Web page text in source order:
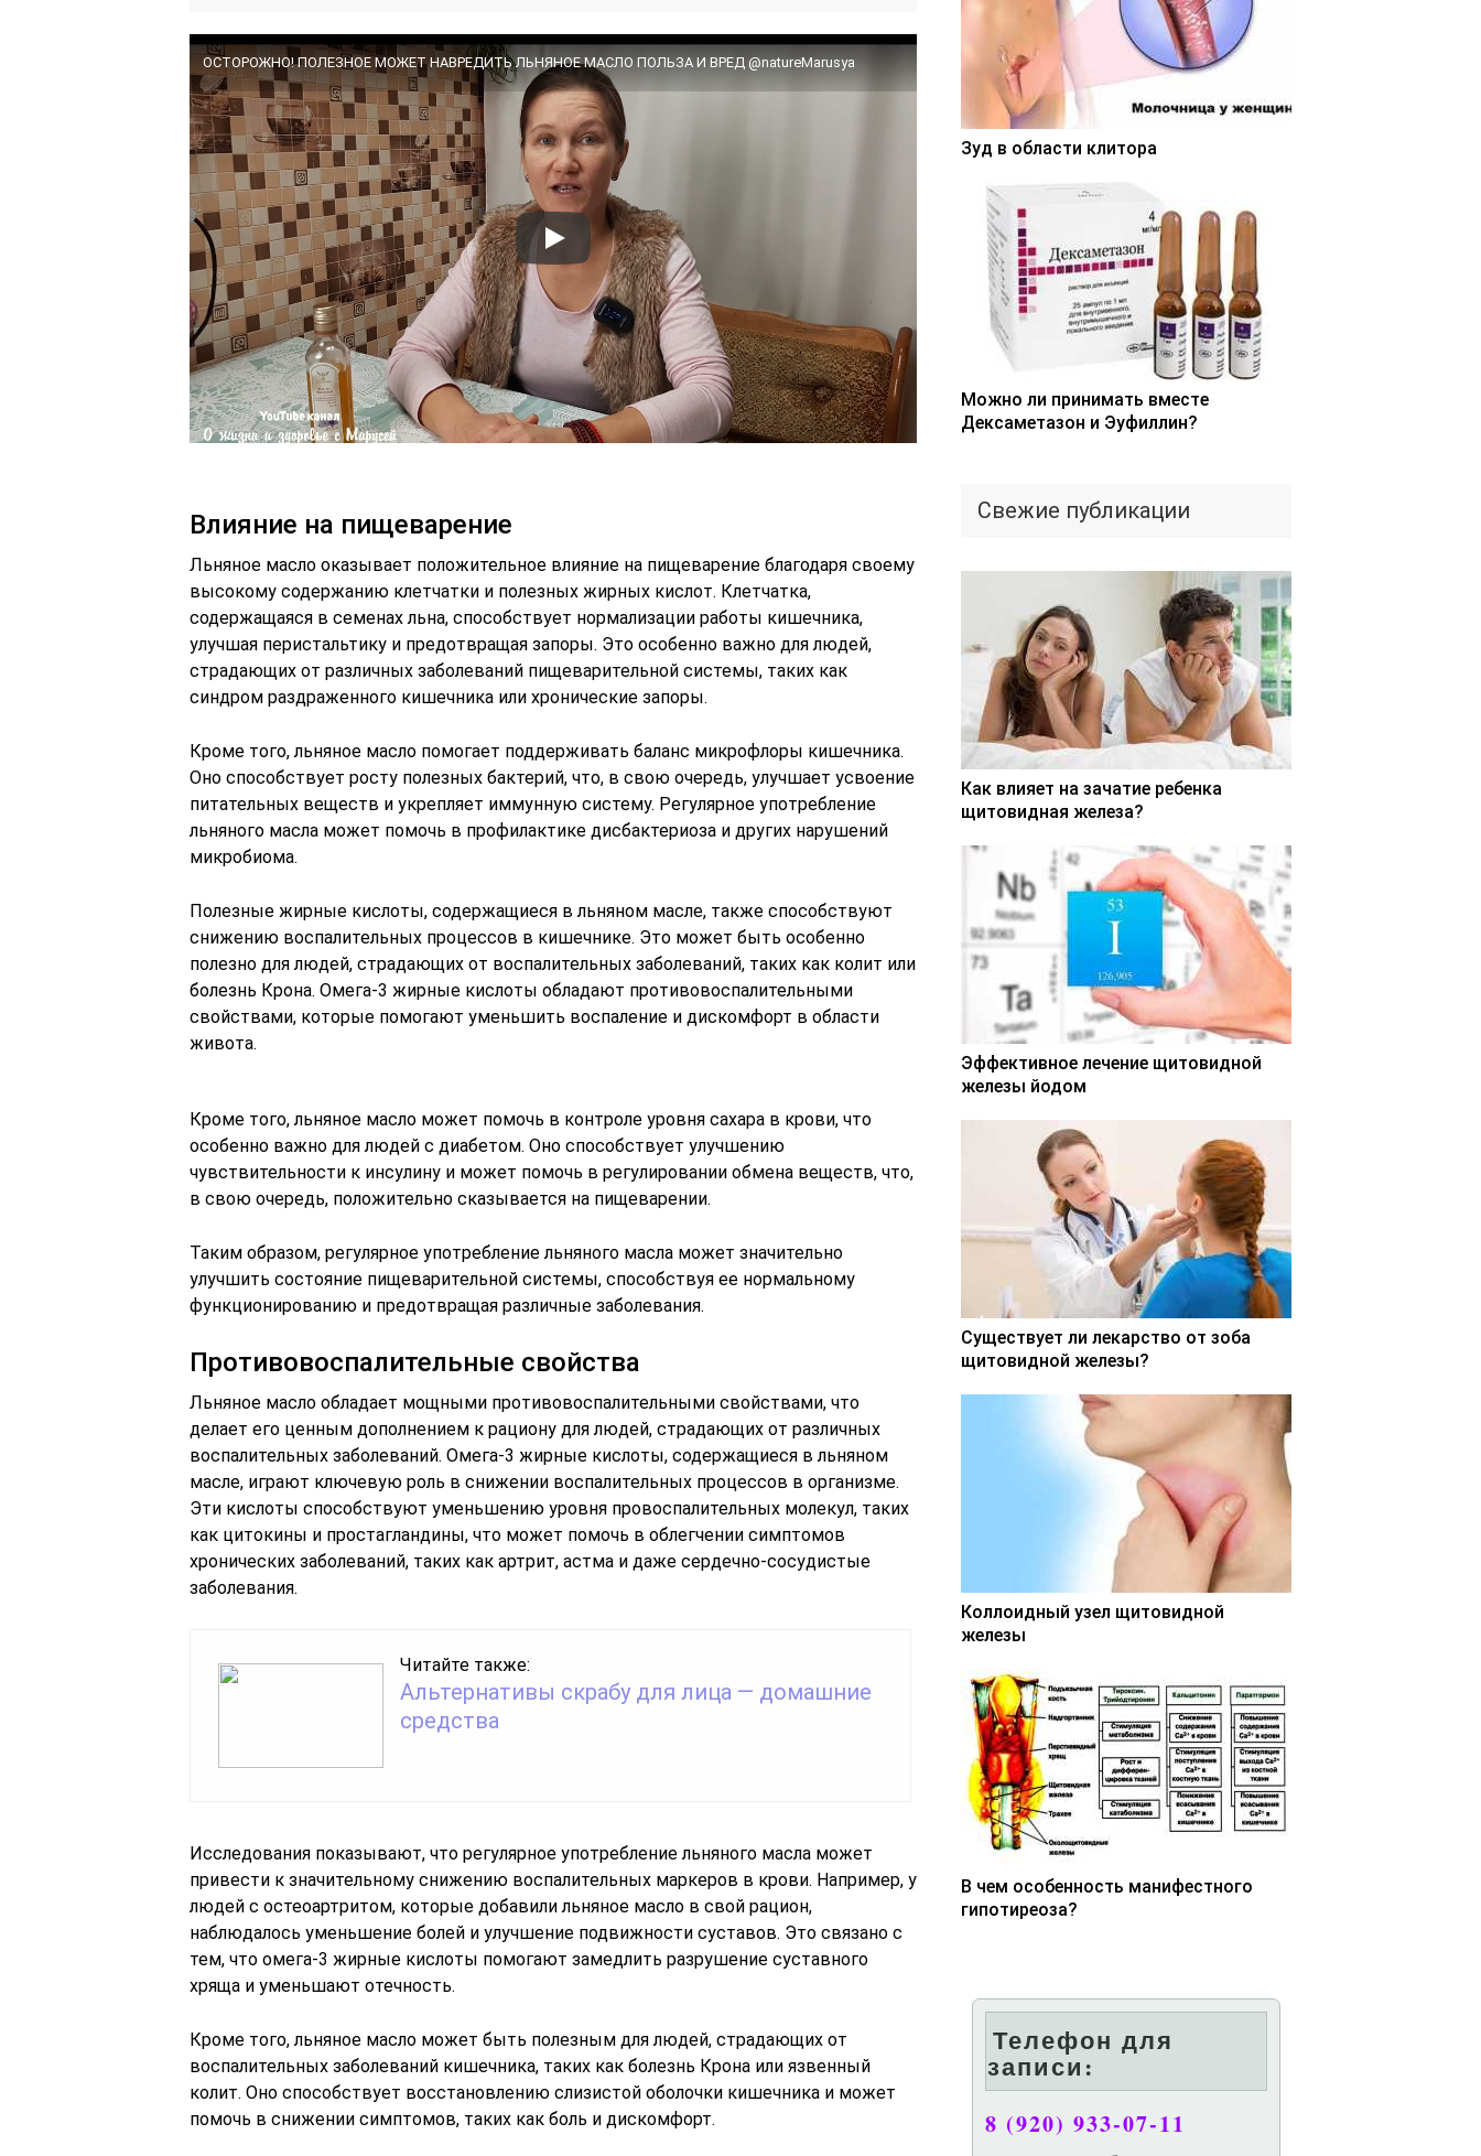
ОСТОРОЖНО! ПОЛЕЗНОЕ МОЖЕТ НАВРЕДИТЬ ЛЬНЯНОЕ МАСЛО ПОЛЬЗА И ВРЕД @natureMarusya
Влияние на пищеварение
Льняное масло оказывает положительное влияние на пищеварение благодаря своему
высокому содержанию клетчатки и полезных жирных кислот. Клетчатка,
содержащаяся в семенах льна, способствует нормализации работы кишечника,
улучшая перистальтику и предотвращая запоры. Это особенно важно для людей,
страдающих от различных заболеваний пищеварительной системы, таких как
синдром раздраженного кишечника или хронические запоры.
Кроме того, льняное масло помогает поддерживать баланс микрофлоры кишечника.
Оно способствует росту полезных бактерий, что, в свою очередь, улучшает усвоение
питательных веществ и укрепляет иммунную систему. Регулярное употребление
льняного масла может помочь в профилактике дисбактериоза и других нарушений
микробиома.
Полезные жирные кислоты, содержащиеся в льняном масле, также способствуют
снижению воспалительных процессов в кишечнике. Это может быть особенно
полезно для людей, страдающих от воспалительных заболеваний, таких как колит или
болезнь Крона. Омега-3 жирные кислоты обладают противовоспалительными
свойствами, которые помогают уменьшить воспаление и дискомфорт в области
живота.
Кроме того, льняное масло может помочь в контроле уровня сахара в крови, что
особенно важно для людей с диабетом. Оно способствует улучшению
чувствительности к инсулину и может помочь в регулировании обмена веществ, что,
в свою очередь, положительно сказывается на пищеварении.
Таким образом, регулярное употребление льняного масла может значительно
улучшить состояние пищеварительной системы, способствуя ее нормальному
функционированию и предотвращая различные заболевания.
Противовоспалительные свойства
Льняное масло обладает мощными противовоспалительными свойствами, что
делает его ценным дополнением к рациону для людей, страдающих от различных
воспалительных заболеваний. Омега-3 жирные кислоты, содержащиеся в льняном
масле, играют ключевую роль в снижении воспалительных процессов в организме.
Эти кислоты способствуют уменьшению уровня провоспалительных молекул, таких
как цитокины и простагландины, что может помочь в облегчении симптомов
хронических заболеваний, таких как артрит, астма и даже сердечно-сосудистые
заболевания.
Читайте также:
Альтернативы скрабу для лица — домашние
средства
Исследования показывают, что регулярное употребление льняного масла может
привести к значительному снижению воспалительных маркеров в крови. Например, у
людей с остеоартритом, которые добавили льняное масло в свой рацион,
наблюдалось уменьшение болей и улучшение подвижности суставов. Это связано с
тем, что омега-3 жирные кислоты помогают замедлить разрушение суставного
хряща и уменьшают отечность.
Кроме того, льняное масло может быть полезным для людей, страдающих от
воспалительных заболеваний кишечника, таких как болезнь Крона или язвенный
колит. Оно способствует восстановлению слизистой оболочки кишечника и может
помочь в снижении симптомов, таких как боль и дискомфорт.
Зуд в области клитора
Можно ли принимать вместе
Дексаметазон и Эуфиллин?
Свежие публикации
Как влияет на зачатие ребенка
щитовидная железа?
Эффективное лечение щитовидной
железы йодом
Существует ли лекарство от зоба
щитовидной железы?
Коллоидный узел щитовидной
железы
В чем особенность манифестного
гипотиреоза?
Телефон для
записи:
8 (920) 933-07-11